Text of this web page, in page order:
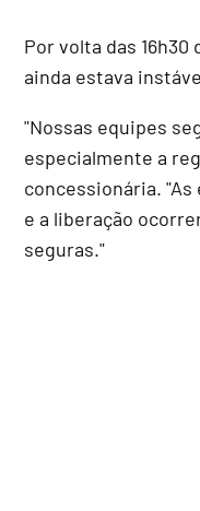
Por volta das
ainda estava
"Nossas equipes
especialmente a
concessionária.
e a liberação
seguras."